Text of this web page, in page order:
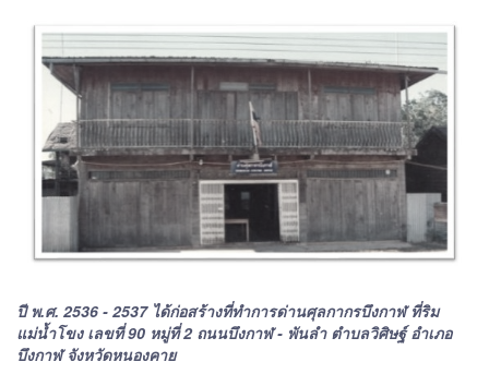
ปี พ.ศ. 2536 - 2537 ได้ก่อสร้างที่ทำการด่านศุลกากรบึงกาฬ ที่ริม
แม่น้ำโขง เลขที่ 90 หมู่ที่ 2 ถนนบึงกาฬ - พันลำ ตำบลวิศิษฐ์ อำเภอ
บึงกาฬ จังหวัดหนองคาย